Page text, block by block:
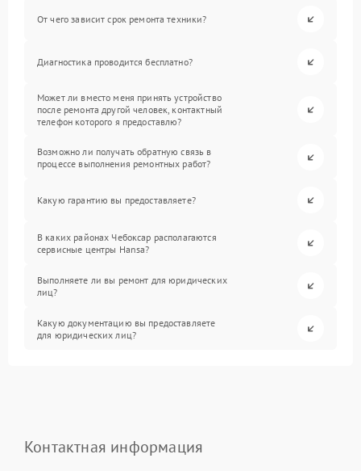
От чего зависит срок ремонта техники?
Диагностика проводится бесплатно?
Может ли вместо меня принять устройство
после ремонта другой человек, контактный
телефон которого я предоставлю?
Возможно ли получать обратную связь в
процессе выполнения ремонтных работ?
Какую гарантию вы предоставляете?
В каких районах Чебоксар располагаются
сервисные центры Hansa?
Выполняете ли вы ремонт для юридических
лиц?
Какую документацию вы предоставляете
для юридических лиц?
Контактная информация